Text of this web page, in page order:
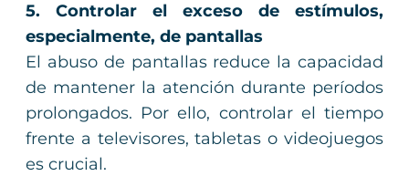
5. Controlar el exceso de estímulos,
especialmente, de pantallas
El abuso de pantallas reduce la capacidad
de mantener la atención durante períodos
prolongados. Por ello, controlar el tiempo
frente a televisores, tabletas o videojuegos
es crucial.